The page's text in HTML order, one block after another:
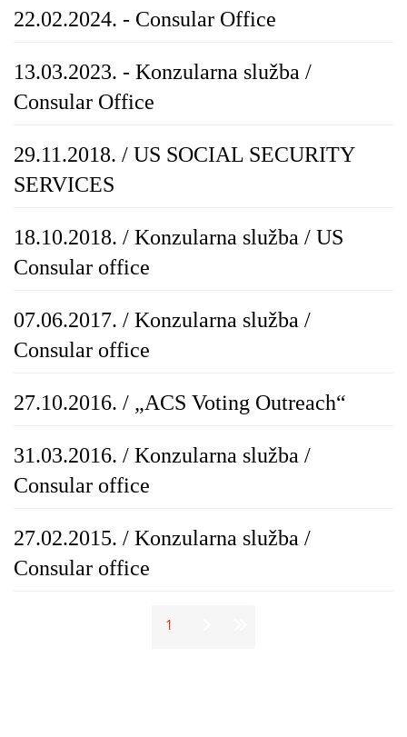
22.02.2024. - Consular Office
13.03.2023. - Konzularna služba /
Consular Office
29.11.2018. / US SOCIAL SECURITY
SERVICES
18.10.2018. / Konzularna služba / US
Consular office
07.06.2017. / Konzularna služba /
Consular office
27.10.2016. / „ACS Voting Outreach“
31.03.2016. / Konzularna služba /
Consular office
27.02.2015. / Konzularna služba /
Consular office
1